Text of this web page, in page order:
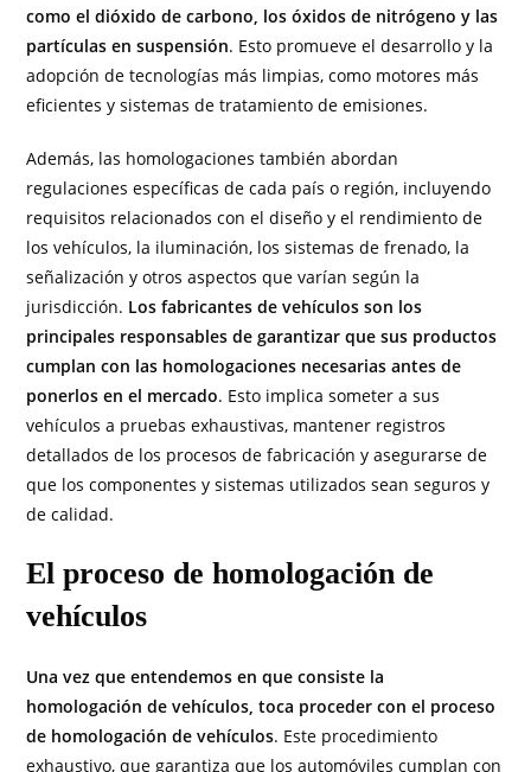
como el dióxido de carbono, los óxidos de nitrógeno y las
partículas en suspensión. Esto promueve el desarrollo y la
adopción de tecnologías más limpias, como motores más
eficientes y sistemas de tratamiento de emisiones.
Además, las homologaciones también abordan
regulaciones específicas de cada país o región, incluyendo
requisitos relacionados con el diseño y el rendimiento de
los vehículos, la iluminación, los sistemas de frenado, la
señalización y otros aspectos que varían según la
jurisdicción. Los fabricantes de vehículos son los
principales responsables de garantizar que sus productos
cumplan con las homologaciones necesarias antes de
ponerlos en el mercado. Esto implica someter a sus
vehículos a pruebas exhaustivas, mantener registros
detallados de los procesos de fabricación y asegurarse de
que los componentes y sistemas utilizados sean seguros y
de calidad.
El proceso de homologación de
vehículos
Una vez que entendemos en que consiste la
homologación de vehículos, toca proceder con el proceso
de homologación de vehículos. Este procedimiento
exhaustivo, que garantiza que los automóviles cumplan con